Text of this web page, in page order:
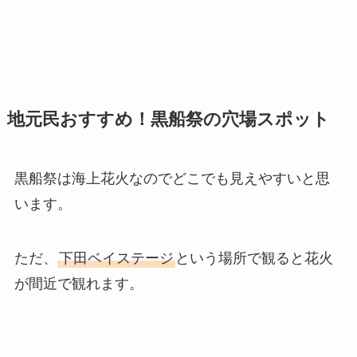
地元民おすすめ！黒船祭の穴場スポット
黒船祭は海上花火なのでどこでも見えやすいと思
います。
ただ、 下田ベイステージという場所で観ると花火
が間近で観れます。